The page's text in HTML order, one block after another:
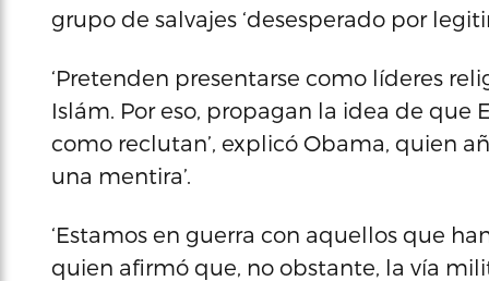
grupo de salvajes ‘desesperado por
‘Pretenden presentarse como líderes
Islám. Por eso, propagan la idea de que
como reclutan’, explicó Obama, quien
una mentira’.
‘Estamos en guerra con aquellos que
quien afirmó que, no obstante, la vía